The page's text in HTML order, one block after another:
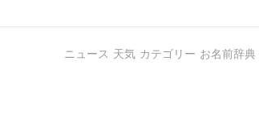
ニュース 天気 カテゴリー お名前辞典